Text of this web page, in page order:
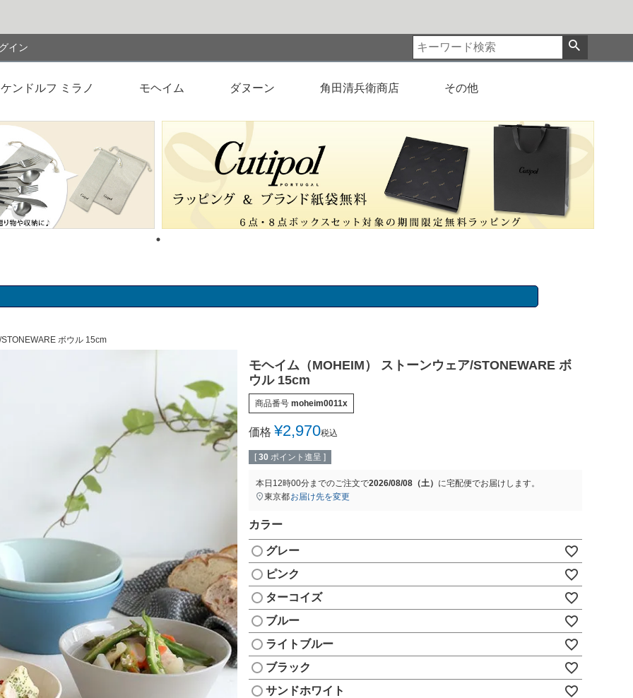
イン
ンドルフ ミラノ モヘイム ダヌーン 角田清兵衛商店 その他
ボウル 15cm
モヘイム（MOHEIM） ストーンウェア/STONEWARE ボ
ウル 15cm
商品番号 moheim0011x
価格 ¥2,970税込
[ 30 ポイント進呈 ]
本日 12時00分までのご注文で2026/08/08（土） に宅配便でお届けします。
東京都お届け先を変更
カラー
グレー
ピンク
ターコイズ
ブルー
ライトブルー
ブラック
サンドホワイト